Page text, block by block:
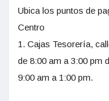
Ubica los puntos de
Centro
1. Cajas Tesorería,
de 8:00 am a 3:00 pm
9:00 am a 1:00 pm.